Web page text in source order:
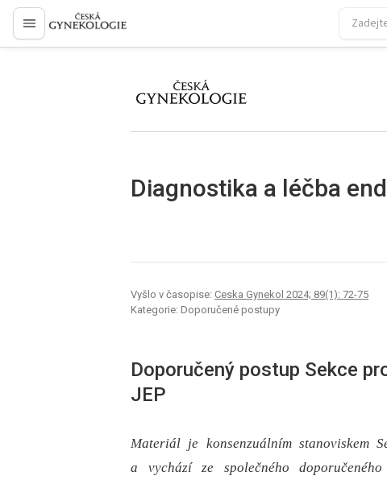
proLékaře.cz
proLékaře.cz
Diagnostika a léčba
Vyšlo v časopise: Ceska Gynekol 2024; 89(1): 72-75
Kategorie: Doporučené postupy
Doporučený postup Sekce
JEP
Materiál je konsenzuálním stanoviskem
a vychází ze společného doporučeného